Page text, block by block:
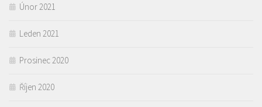
Únor 2021
Leden 2021
Prosinec 2020
Říjen 2020